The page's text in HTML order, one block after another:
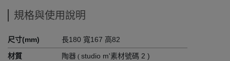
規格與使用說明
尺寸(mm)
長180 寬167 高82
材質
陶器 ( studio m'素材號碼 2 )